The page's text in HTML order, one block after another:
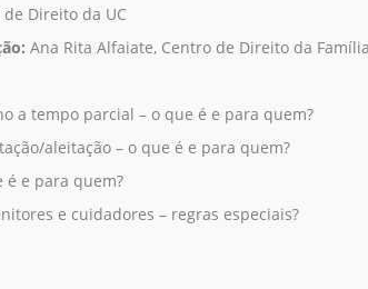
Direito da UC
Ana Rita Alfaiate, Centro de Direito da
a tempo parcial – o que é e para quem?
aleitação – o que é e para quem?
é e para quem?
e cuidadores – regras especiais?